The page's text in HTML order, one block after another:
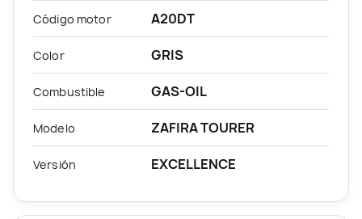
Código motor A20DT
Color GRIS
Combustible GAS-OIL
Modelo ZAFIRA TOURER
Versión EXCELLENCE